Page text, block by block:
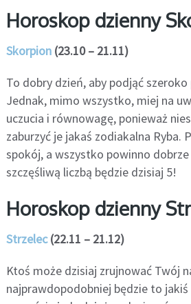
Horoskop dzienny
Skorpion(23.10 – 21.11)
To dobry dzień, aby podjąć
Jednak, mimo wszystko, miej na
uczucia i równowagę, ponieważ
zaburzyć je jakaś zodiakalna Ryba.
spokój, a wszystko powinno dobrze
szczęśliwą liczbą będzie dzisiaj 5!
Horoskop dzienny
Strzelec(22.11 – 21.12)
Ktoś może dzisiaj zrujnować Twój
najprawdopodobniej będzie to jakiś